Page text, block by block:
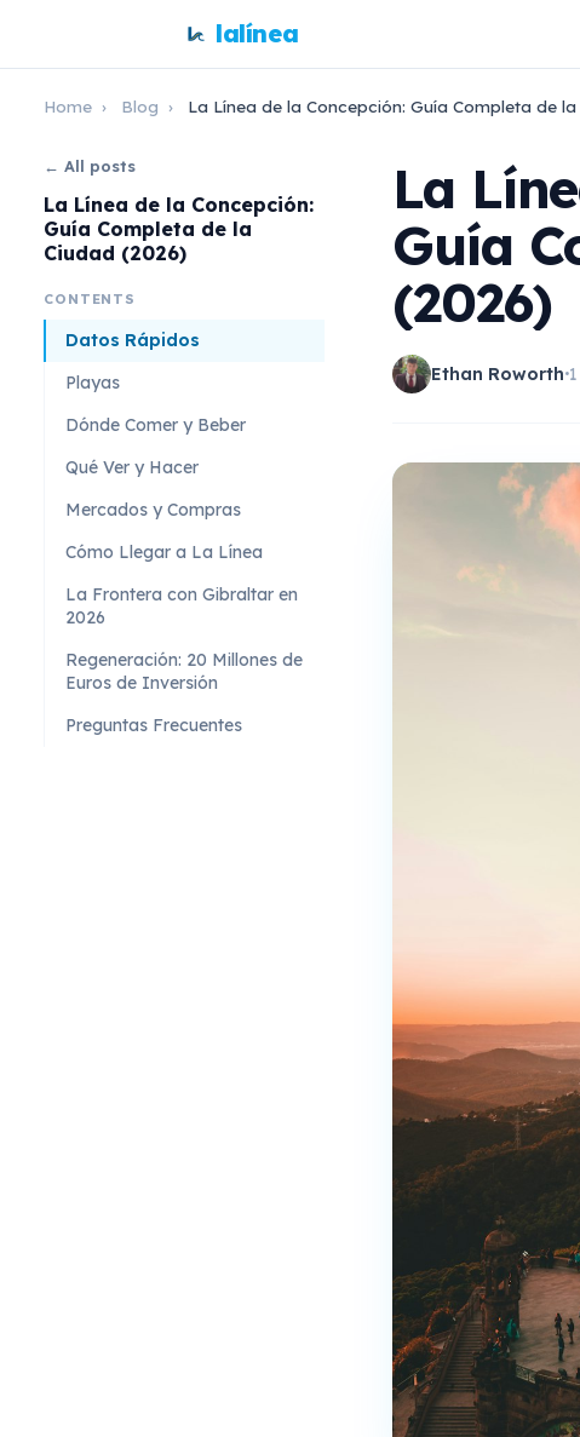
lalínea
Home › Blog › La Línea de la Concepción: Guía Completa de la
← All posts
La Línea de la Concepción:
Guía Completa de la
Ciudad (2026)
CONTENTS
Datos Rápidos
Playas
Dónde Comer y Beber
Qué Ver y Hacer
Mercados y Compras
Cómo Llegar a La Línea
La Frontera con Gibraltar en
2026
Regeneración: 20 Millones de
Euros de Inversión
Preguntas Frecuentes
La
Guía
(2026)
Ethan Roworth•